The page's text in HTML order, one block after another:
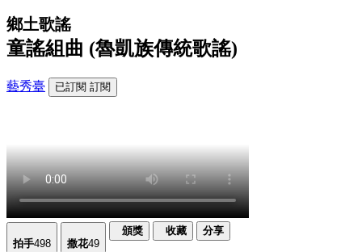
鄉土歌謠
童謠組曲 (魯凱族傳統歌謠)
藝秀臺 已訂閱 訂閱
拍手498 撒花49
頒獎 收藏 分享